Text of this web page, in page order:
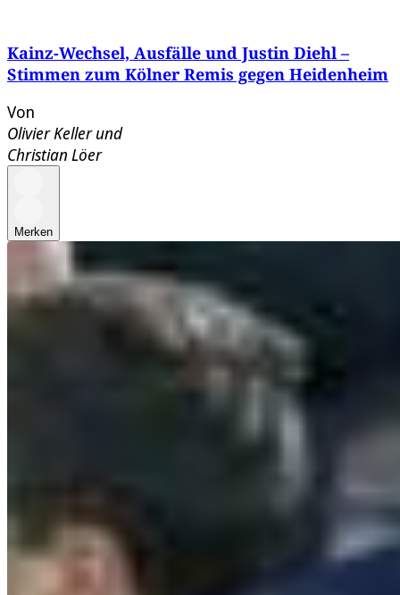
Kainz-Wechsel, Ausfälle und Justin Diehl –
Stimmen zum Kölner Remis gegen Heidenheim
Von
Olivier Kellerund
Christian Löer
Merken